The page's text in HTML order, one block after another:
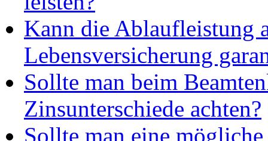
Kann die Ablaufleistung
Lebensversicherung
Sollte man beim
Zinsunterschiede achten?
Sollte man eine